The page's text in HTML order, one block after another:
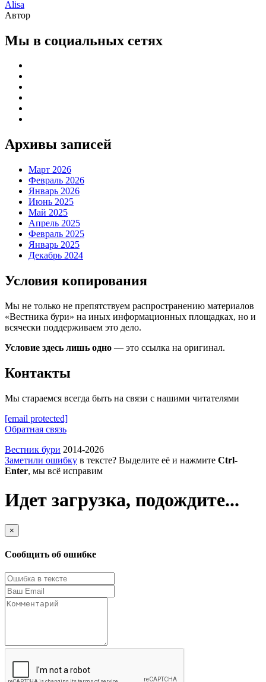
Alisa
Автор
Мы в социальных сетях
Архивы записей
Март 2026
Февраль 2026
Январь 2026
Июнь 2025
Май 2025
Апрель 2025
Февраль 2025
Январь 2025
Декабрь 2024
Условия копирования
Мы не только не препятствуем распространению материалов
«Вестника бури» на иных информационных площадках, но и
всячески поддерживаем это дело.
Условие здесь лишь одно — это ссылка на оригинал.
Контакты
Мы стараемся всегда быть на связи с нашими читателями
[email protected]
Обратная связь
Вестник бури 2014-2026
Заметили ошибку в тексте? Выделите её и нажмите Ctrl-
Enter, мы всё исправим
Идет загрузка, подождите...
×
Сообщить об ошибке